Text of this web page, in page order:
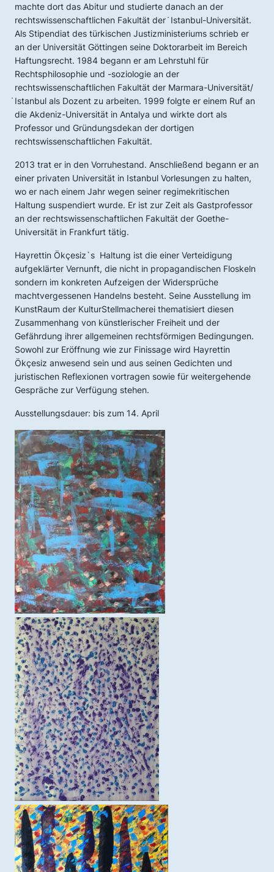
machte dort das Abitur und studierte danach an der
rechtswissenschaftlichen Fakultät der ̇Istanbul-Universität.
Als Stipendiat des türkischen Justizministeriums schrieb er
an der Universität Göttingen seine Doktorarbeit im Bereich
Haftungsrecht. 1984 begann er am Lehrstuhl für
Rechtsphilosophie und -soziologie an der
rechtswissenschaftlichen Fakultät der Marmara-Universität/
̇Istanbul als Dozent zu arbeiten. 1999 folgte er einem Ruf an
die Akdeniz-Universität in Antalya und wirkte dort als
Professor und Gründungsdekan der dortigen
rechtswissenschaftlichen Fakultät.
2013 trat er in den Vorruhestand. Anschließend begann er an
einer privaten Universität in Istanbul Vorlesungen zu halten,
wo er nach einem Jahr wegen seiner regimekritischen
Haltung suspendiert wurde. Er ist zur Zeit als Gastprofessor
an der rechtswissenschaftlichen Fakultät der Goethe-
Universität in Frankfurt tätig.
Hayrettin Ökçesiz`s Haltung ist die einer Verteidigung
aufgeklärter Vernunft, die nicht in propagandischen Floskeln
sondern im konkreten Aufzeigen der Widersprüche
machtvergessenen Handelns besteht. Seine Ausstellung im
KunstRaum der KulturStellmacherei thematisiert diesen
Zusammenhang von künstlerischer Freiheit und der
Gefährdung ihrer allgemeinen rechtsförmigen Bedingungen.
Sowohl zur Eröffnung wie zur Finissage wird Hayrettin
Ökçesiz anwesend sein und aus seinen Gedichten und
juristischen Reflexionen vortragen sowie für weitergehende
Gespräche zur Verfügung stehen.
Ausstellungsdauer: bis zum 14. April